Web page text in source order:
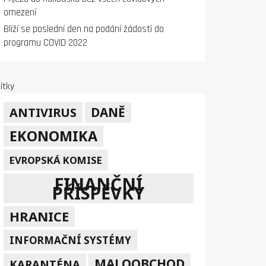
omezení
Blíží se poslední den na podání žádosti do
programu COVID 2022
ANTIVIRUS DANĚ
EKONOMIKA
EVROPSKÁ KOMISE
FINANČNÍ
PŘÍSPĚVKY
HRANICE
INFORMAČNÍ SYSTÉMY